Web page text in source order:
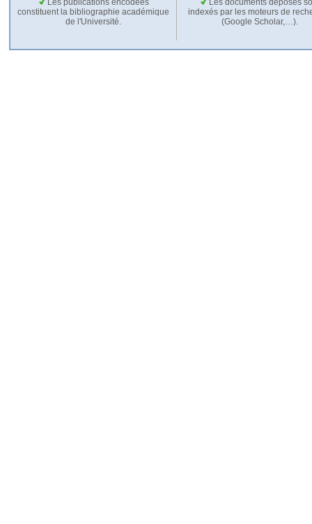
Les publications encodées
constituent la bibliographie académique
de l'Université.
Les documents déposés
indexés par les moteurs de
(Google Scholar,…).